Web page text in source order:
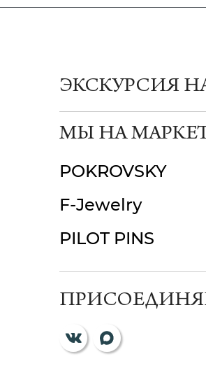
ЭКСКУРСИЯ
МЫ НА
POKROVSKY
F-Jewelry
PILOT PINS